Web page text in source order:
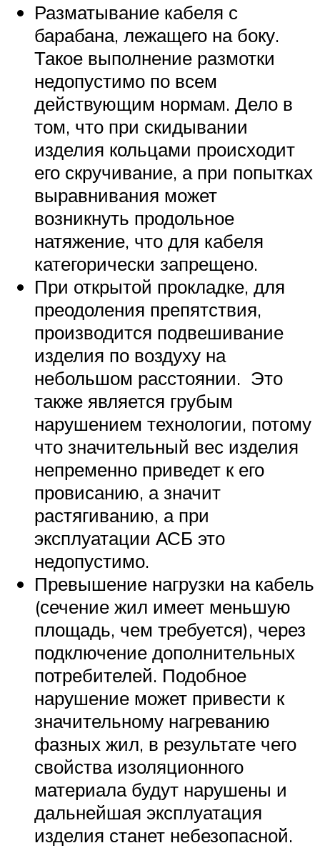
Разматывание кабеля с
барабана, лежащего на боку.
Такое выполнение размотки
недопустимо по всем
действующим нормам. Дело в
том, что при скидывании
изделия кольцами происходит
его скручивание, а при попытках
выравнивания может
возникнуть продольное
натяжение, что для кабеля
категорически запрещено.
При открытой прокладке, для
преодоления препятствия,
производится подвешивание
изделия по воздуху на
небольшом расстоянии. Это
также является грубым
нарушением технологии, потому
что значительный вес изделия
непременно приведет к его
провисанию, а значит
растягиванию, а при
эксплуатации АСБ это
недопустимо.
Превышение нагрузки на кабель
(сечение жил имеет меньшую
площадь, чем требуется), через
подключение дополнительных
потребителей. Подобное
нарушение может привести к
значительному нагреванию
фазных жил, в результате чего
свойства изоляционного
материала будут нарушены и
дальнейшая эксплуатация
изделия станет небезопасной.